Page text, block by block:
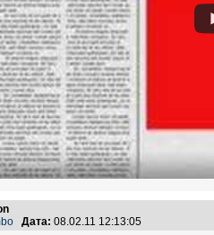
Дата: 08.02.11 12:13:05